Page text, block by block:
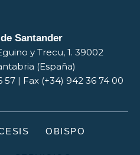
Santander
y Trecu, 1. 39002
(España)
| Fax (+34) 942 36 74 00
OBISPO